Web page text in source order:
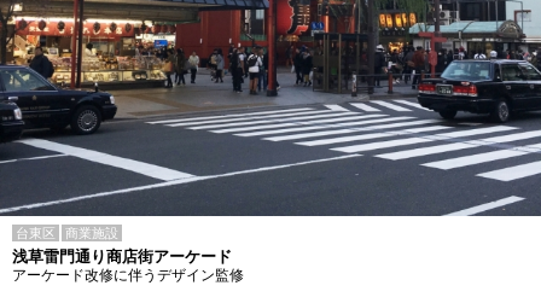
台東区 商業施設
浅草雷門通り商店街アーケード
アーケード改修に伴うデザイン監修